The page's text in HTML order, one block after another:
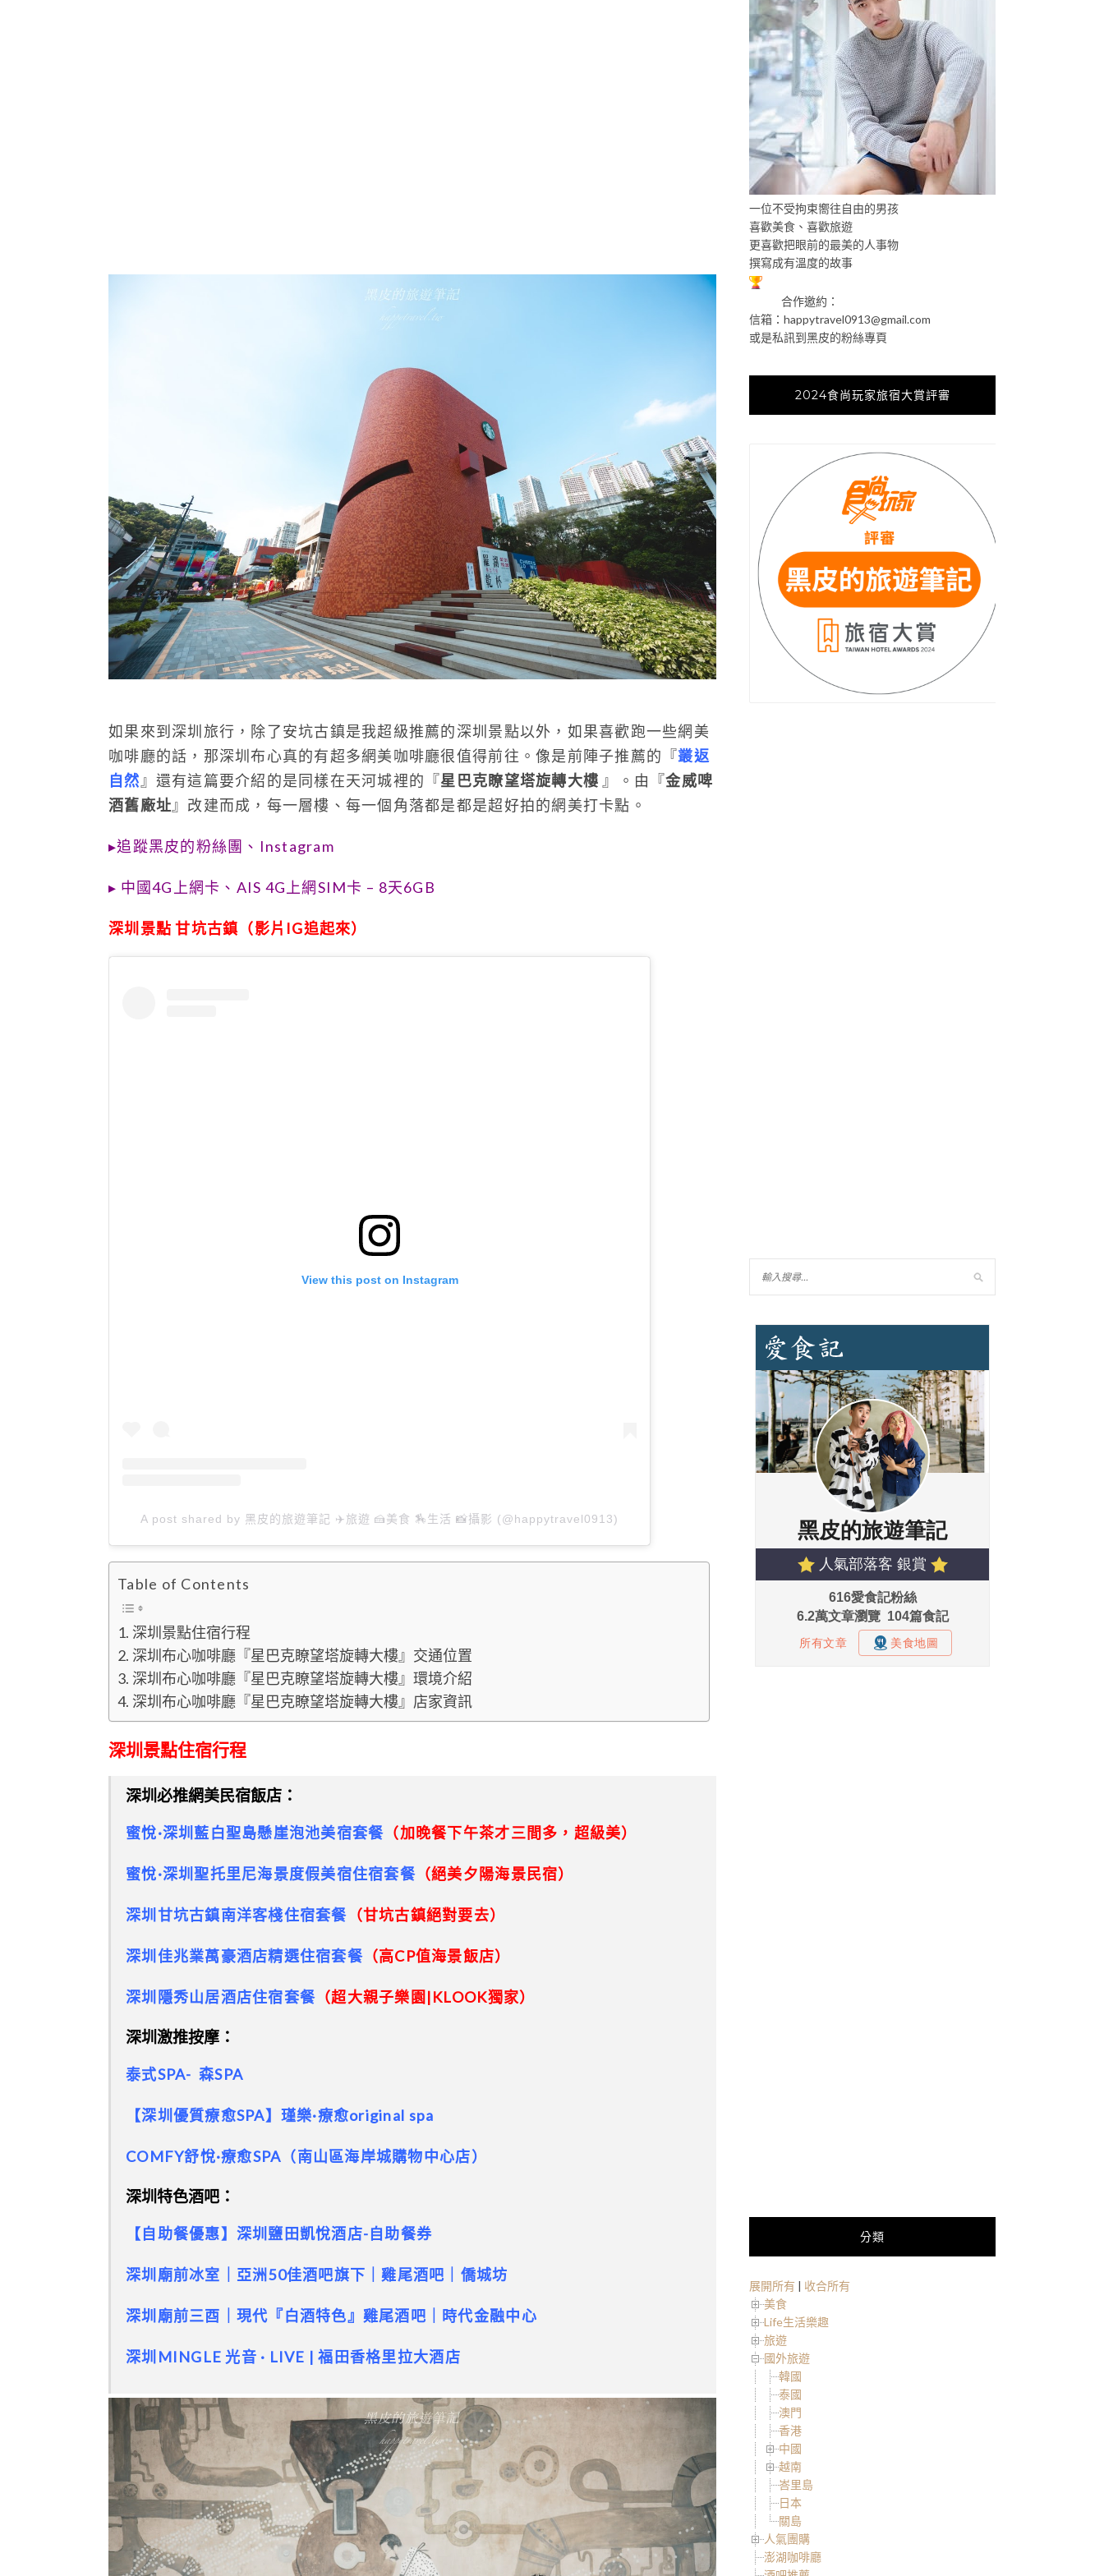
如果來到深圳旅行，除了安坑古鎮是我超級推薦的深圳景點以外，如果喜歡跑一些網美
咖啡廳的話，那深圳布心真的有超多網美咖啡廳很值得前往。像是前陣子推薦的『叢返
自然 』還有這篇要介紹的是同樣在天河城裡的『星巴克瞭望塔旋轉大樓 』。由『金威啤
酒舊廠址 』改建而成，每一層樓、每一個角落都是都是超好拍的網美打卡點。
▸追蹤黑皮的粉絲團 、 Instagram
▸ 中國4G上網卡 、 AIS 4G上網SIM卡 – 8天6GB
深圳景點 甘坑古鎮（影片IG追起來）
View this post on Instagram
A post shared by 黑皮的旅遊筆記 ✈️旅遊 🍰美食 🏇生活 📸攝影 (@happytravel0913)
Table of Contents
深圳景點住宿行程
深圳布心咖啡廳『星巴克瞭望塔旋轉大樓』交通位置
深圳布心咖啡廳『星巴克瞭望塔旋轉大樓』環境介紹
深圳布心咖啡廳『星巴克瞭望塔旋轉大樓』店家資訊
深圳景點住宿行程
深圳必推網美民宿飯店：
蜜悅·深圳藍白聖島懸崖泡池美宿套餐 （加晚餐下午茶才三間多，超級美）
蜜悅·深圳聖托里尼海景度假美宿住宿套餐（絕美夕陽海景民宿）
深圳甘坑古鎮南洋客棧住宿套餐 （甘坑古鎮絕對要去）
深圳佳兆業萬豪酒店精選住宿套餐（高CP值海景飯店）
深圳隱秀山居酒店住宿套餐 （超大親子樂園|KLOOK獨家）
深圳激推按摩：
泰式SPA- 森SPA
【深圳優質療愈SPA】瑾樂·療愈original spa
COMFY舒悅·療愈SPA（南山區海岸城購物中心店）
深圳特色酒吧：
【自助餐優惠】深圳鹽田凱悅酒店-自助餐券
深圳廟前冰室｜亞洲50佳酒吧旗下｜雞尾酒吧｜僑城坊
深圳廟前三酉｜現代『白酒特色』雞尾酒吧｜時代金融中心
深圳MINGLE 光音 · LIVE | 福田香格里拉大酒店
一位不受拘束嚮往自由的男孩
喜歡美食、喜歡旅遊
更喜歡把眼前的最美的人事物
撰寫成有溫度的故事
合作邀約：
信箱： happytravel0913@gmail.com
或是私訊到黑皮的粉絲專頁
2024食尚玩家旅宿大賞評審
分類
展開所有 | 收合所有
美食
Life生活樂趣
旅遊
國外旅遊
韓國
泰國
澳門
香港
中國
越南
峇里島
日本
關島
人氣團購
澎湖咖啡廳